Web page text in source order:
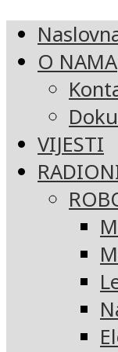
O NAMA
VIJESTI